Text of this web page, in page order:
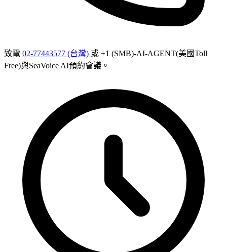
致電 02-77443577 (台灣) 或 +1 (SMB)-AI-AGENT(美國Toll
Free)與SeaVoice AI預約會議。